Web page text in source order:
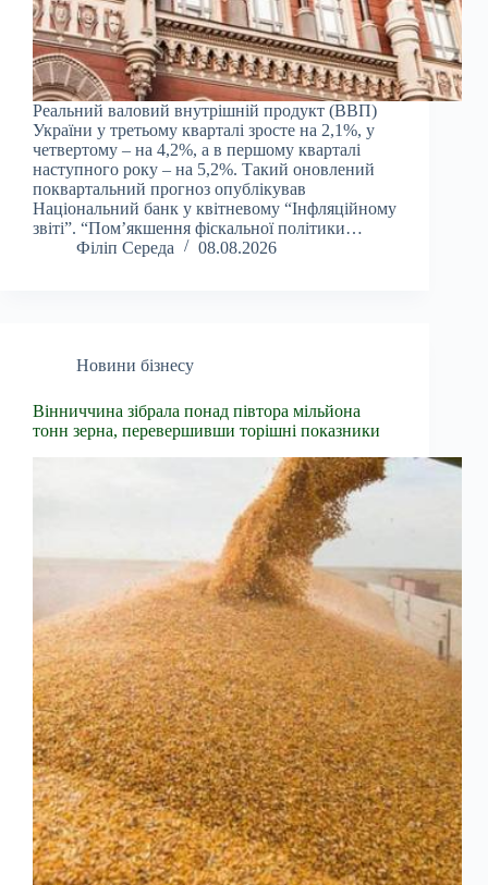
Реальний валовий внутрішній продукт (ВВП)
України у третьому кварталі зросте на 2,1%, у
четвертому – на 4,2%, а в першому кварталі
наступного року – на 5,2%. Такий оновлений
поквартальний прогноз опублікував
Національний банк у квітневому “Інфляційному
звіті”. “Пом’якшення фіскальної політики…
Філіп Середа
08.08.2026
Новини бізнесу
Вінниччина зібрала понад півтора мільйона
тонн зерна, перевершивши торішні показники